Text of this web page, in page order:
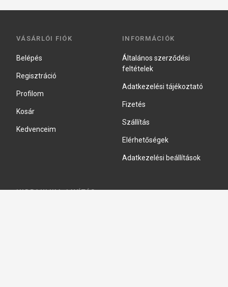
VÁSÁRLÓI FIÓK
Belépés
Regisztráció
Profilom
Kosár
Kedvenceim
INFORMÁCIÓK
Általános szerződési
feltételek
Adatkezelési tájékoztató
Fizetés
Szállítás
Elérhetőségek
Adatkezelési beállítások
HIDRAULIKA JAVÍTÁS